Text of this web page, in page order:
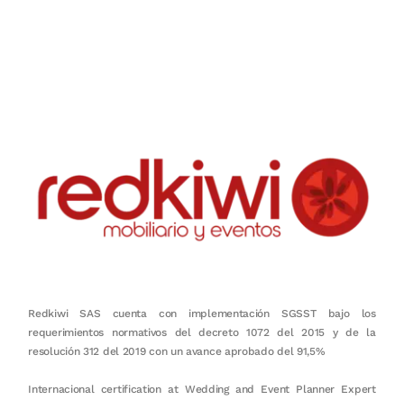
Redkiwi SAS cuenta con implementación SGSST bajo los
requerimientos normativos del decreto 1072 del 2015 y de la
resolución 312 del 2019 con un avance aprobado del 91,5%
Internacional certification at Wedding and Event Planner Expert